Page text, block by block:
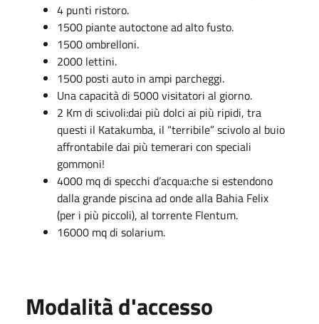
4 punti ristoro.
1500 piante autoctone ad alto fusto.
1500 ombrelloni.
2000 lettini.
1500 posti auto in ampi parcheggi.
Una capacità di 5000 visitatori al giorno.
2 Km di scivoli:dai più dolci ai più ripidi, tra
questi il Katakumba, il “terribile” scivolo al buio
affrontabile dai più temerari con speciali
gommoni!
4000 mq di specchi d’acqua:che si estendono
dalla grande piscina ad onde alla Bahia Felix
(per i più piccoli), al torrente Flentum.
16000 mq di solarium.
Modalità d'accesso